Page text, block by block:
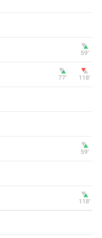
59‎’‎
77‎’‎ 118‎’‎
59‎’‎
118‎’‎